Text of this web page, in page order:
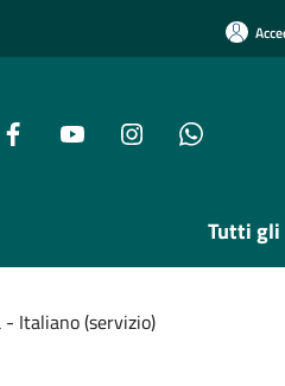
Tutti
Italiano (servizio)